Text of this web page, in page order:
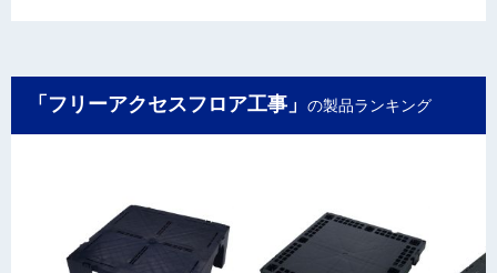
「フリーアクセスフロア工事」 の製品ランキング